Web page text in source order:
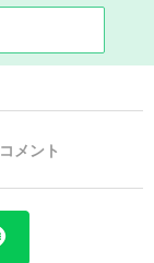
コメント